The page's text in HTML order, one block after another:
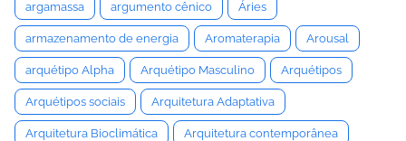
argamassa argumento cênico Áries
armazenamento de energia Aromaterapia Arousal
arquétipo Alpha Arquétipo Masculino Arquétipos
Arquétipos sociais Arquitetura Adaptativa
Arquitetura Bioclimática Arquitetura contemporânea